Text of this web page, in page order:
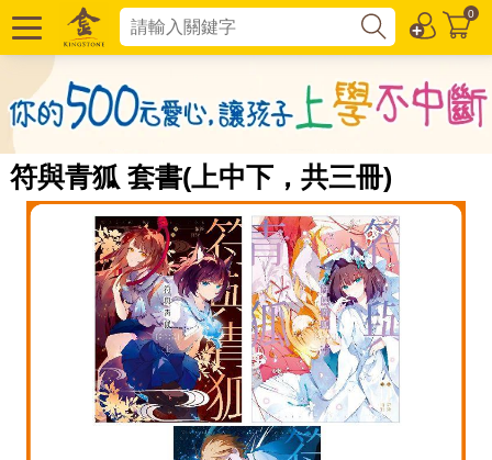
0
符與青狐 套書(上中下，共三冊)